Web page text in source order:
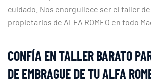
cuidado. Nos enorgullece ser el taller
propietarios de ALFA ROMEO en todo
CONFÍA EN TALLER BARATO
DE EMBRAGUE DE TU ALFA